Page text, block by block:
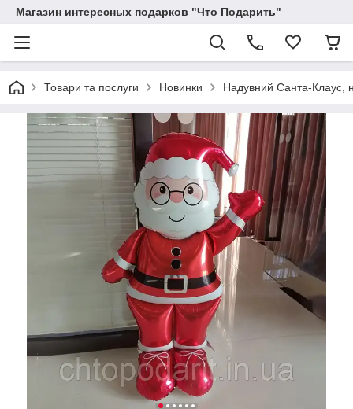
Магазин интересных подарков "Что Подарить"
Товари та послуги Новинки Надувний Санта-Клаус,